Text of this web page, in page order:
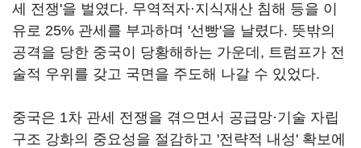
세 전쟁'을 벌였다. 무역적자·지식재산 침해 등을 이
유로 25% 관세를 부과하며 '선빵'을 날렸다. 뜻밖의
공격을 당한 중국이 당황해하는 가운데, 트럼프가 전
술적 우위를 갖고 국면을 주도해 나갈 수 있었다.
중국은 1차 관세 전쟁을 겪으면서 공급망·기술 자립
구조 강화의 중요성을 절감하고 '전략적 내성' 확보에